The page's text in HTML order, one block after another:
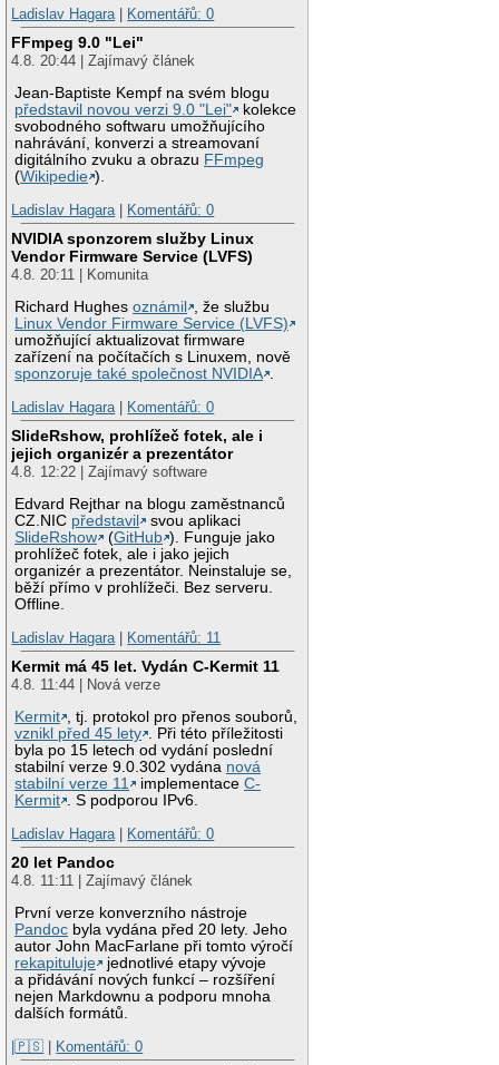
Ladislav Hagara
Komentářů: 0
FFmpeg 9.0 "Lei"
4.8. 20:44 | Zajímavý článek
Jean-Baptiste Kempf na svém blogu
představil novou verzi 9.0 "Lei"
kolekce
svobodného softwaru umožňujícího
nahrávání, konverzi a streamovaní
digitálního zvuku a obrazu FFmpeg
(Wikipedie ).
Ladislav Hagara
Komentářů: 0
NVIDIA sponzorem služby Linux
Vendor Firmware Service (LVFS)
4.8. 20:11 | Komunita
Richard Hughesoznámil
, že službu
Linux Vendor Firmware Service (LVFS)
umožňující aktualizovat firmware
zařízení na počítačích s Linuxem, nově
sponzoruje také společnost NVIDIA .
Ladislav Hagara | Komentářů: 0
SlideRshow, prohlížeč fotek, ale i
jejich organizér a prezentátor
4.8. 12:22 | Zajímavý software
Edvard Rejthar na blogu zaměstnanců
CZ.NIC představil
svou aplikaci
SlideRshow
(GitHub ). Funguje jako
prohlížeč fotek, ale i jako jejich
organizér a prezentátor. Neinstaluje se,
běží přímo v prohlížeči. Bez serveru.
Offline.
Ladislav Hagara | Komentářů: 11
Kermit má 45 let. Vydán C-Kermit 11
4.8. 11:44 | Nová verze
Kermit , tj. protokol pro přenos souborů,
vznikl před 45 lety . Při této příležitosti
byla po 15 letech od vydání poslední
stabilní verze 9.0.302 vydána nová
stabilní verze 11
implementaceC-
Kermit . S podporou IPv6.
Ladislav Hagara | Komentářů: 0
20 let Pandoc
4.8. 11:11 | Zajímavý článek
První verze konverzního nástroje
Pandoc byla vydána před 20 lety. Jeho
autor John MacFarlane při tomto výročí
rekapituluje
jednotlivé etapy vývoje
a přidávání nových funkcí – rozšíření
nejen Markdownu a podporu mnoha
dalších formátů.
|🇵🇸 | Komentářů: 0